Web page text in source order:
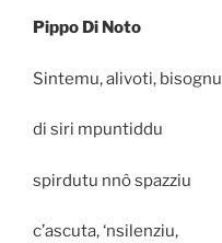
Pippo Di Noto
Sintemu, alivoti, bisognu
di siri mpuntiddu
spirdutu nnô spazziu
c’ascuta, ‘nsilenziu,